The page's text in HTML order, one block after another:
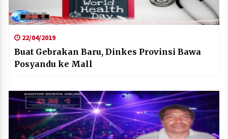
22/04/2019
Buat Gebrakan Baru, Dinkes Provinsi Bawa
Posyandu ke Mall